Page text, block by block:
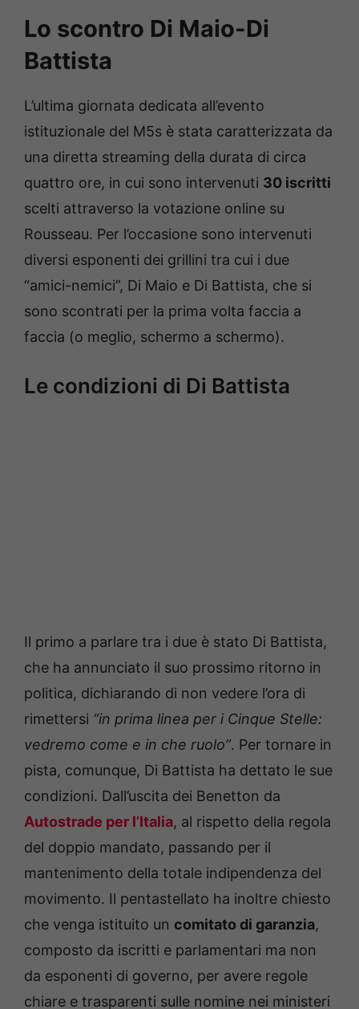
Lo scontro Di Maio-Di
Battista
L’ultima giornata dedicata all’evento
istituzionale del M5s è stata caratterizzata da
una diretta streaming della durata di circa
quattro ore, in cui sono intervenuti 30 iscritti
scelti attraverso la votazione online su
Rousseau. Per l’occasione sono intervenuti
diversi esponenti dei grillini tra cui i due
“amici-nemici”, Di Maio e Di Battista, che si
sono scontrati per la prima volta faccia a
faccia (o meglio, schermo a schermo).
Le condizioni di Di Battista
Il primo a parlare tra i due è stato Di Battista,
che ha annunciato il suo prossimo ritorno in
politica, dichiarando di non vedere l’ora di
rimettersi “in prima linea per i Cinque Stelle:
vedremo come e in che ruolo”. Per tornare in
pista, comunque, Di Battista ha dettato le sue
condizioni. Dall’uscita dei Benetton da
Autostrade per l’Italia, al rispetto della regola
del doppio mandato, passando per il
mantenimento della totale indipendenza del
movimento. Il pentastellato ha inoltre chiesto
che venga istituito un comitato di garanzia,
composto da iscritti e parlamentari ma non
da esponenti di governo, per avere regole
chiare e trasparenti sulle nomine nei ministeri